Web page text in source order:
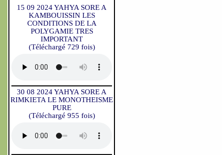
15 09 2024 YAHYA SORE A
KAMBOUISSIN LES
CONDITIONS DE LA
POLYGAMIE TRES
IMPORTANT
(Téléchargé 729 fois)
30 08 2024 YAHYA SORE A
RIMKIETA LE MONOTHEISME
PURE
(Téléchargé 955 fois)